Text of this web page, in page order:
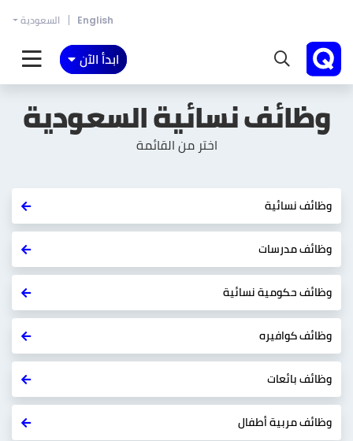
English السعودية
ابدأ الآن
وظائف نسائيةالسعودية
اختر من القائمة
وظائف نسائية
وظائف مدرسات
وظائف حكومية نسائية
وظائف كوافيره
وظائف بائعات
وظائف مربية أطفال